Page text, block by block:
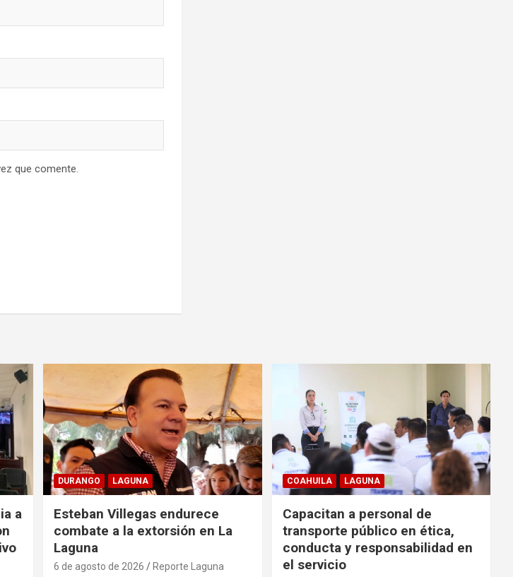
que comente.
a
DURANGO LAGUNA
Esteban Villegas endurece
combate a la extorsión en La
Laguna
6 de agosto de 2026 Reporte Laguna
COAHUILA LAGUNA
Capacitan a personal de
transporte público en ética,
conducta y responsabilidad en
el servicio